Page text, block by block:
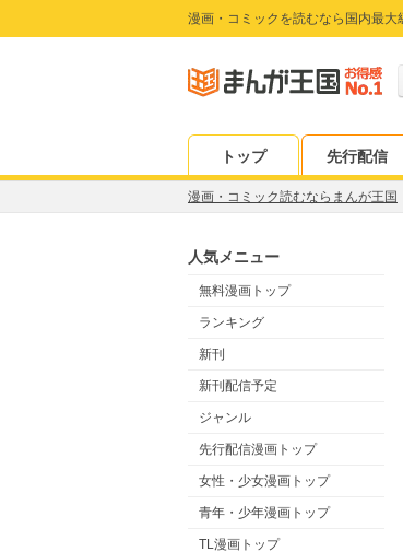
漫画・コミックを読むなら国内最大
トップ 先行配信
漫画・コミック読むならまんが王国
人気メニュー
無料漫画トップ
ランキング
新刊
新刊配信予定
ジャンル
先行配信漫画トップ
女性・少女漫画トップ
青年・少年漫画トップ
TL漫画トップ